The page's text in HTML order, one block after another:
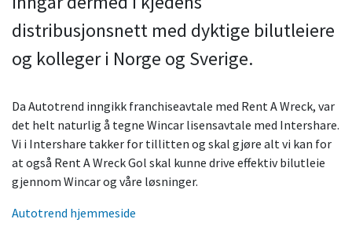
distribusjonsnett med dyktige bilutleiere
og kolleger i Norge og Sverige.
Da Autotrend inngikk franchiseavtale med Rent A Wreck, var
det helt naturlig å tegne Wincar lisensavtale med Intershare.
Vi i Intershare takker for tillitten og skal gjøre alt vi kan for
at også Rent A Wreck Gol skal kunne drive effektiv bilutleie
gjennom Wincar og våre løsninger.
Autotrend hjemmeside